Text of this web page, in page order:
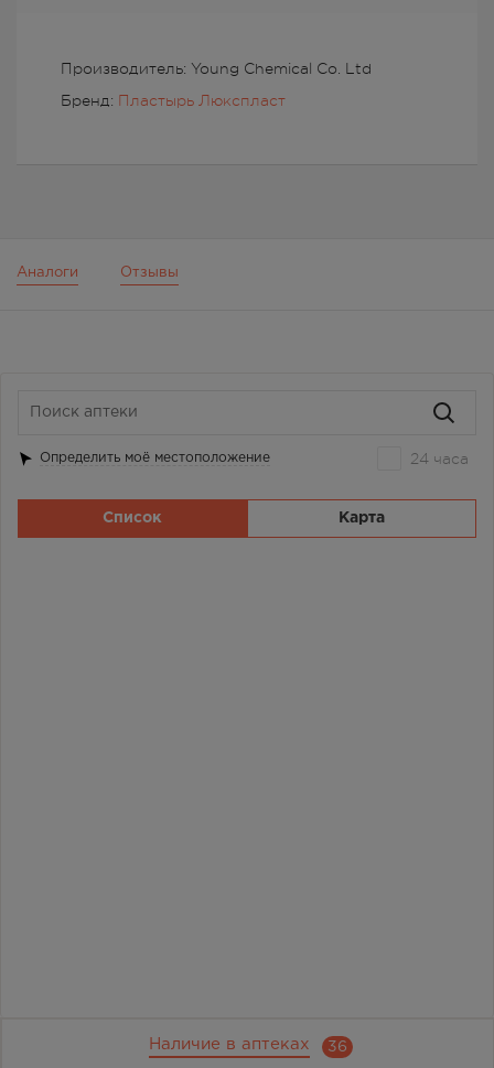
Производитель: Young Chemical Co. Ltd
Бренд: Пластырь Люкспласт
Аналоги Отзывы
Наличие в аптеках 36
Определить моё местоположение 24 часа
Список Карта